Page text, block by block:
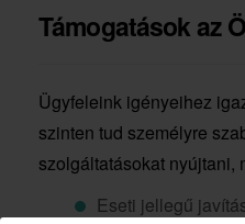
Támogatások az
Ügyfeleink igényeihez
szinten tud személyre
szolgáltatásokat nyújtani,
Eseti jellegű